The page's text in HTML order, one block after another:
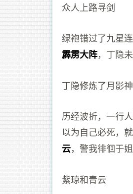
众人上路寻剑
绿袍错过了九星
霹雳大阵，丁隐
丁隐修炼了月影
历经波折，一行
以为自己必死，
云，警我徘徊于
紫琼和青云